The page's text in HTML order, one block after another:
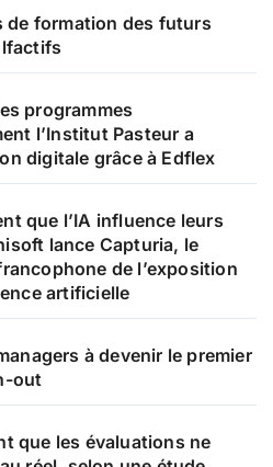
de formation des futurs
programmes
l’Institut Pasteur a
digitale grâce à Edflex
que l’IA influence leurs
lance Capturia, le
de l’exposition
artificielle
à devenir le premier
out
que les évaluations ne